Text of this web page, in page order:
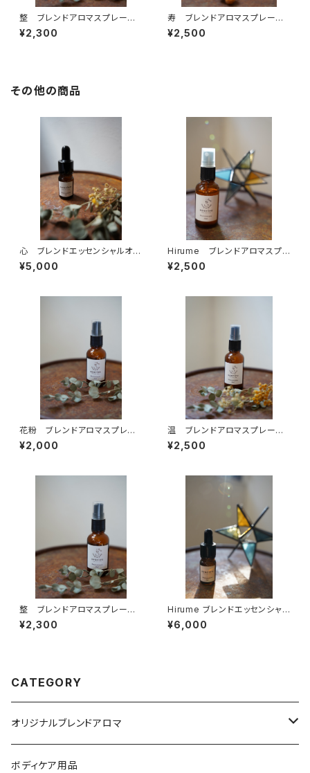
整 ブレンドアロマスプレー 3
0ml
¥2,300
寿 ブレンドアロマスプレー 3
0ml
¥2,500
その他の商品
心 ブレンドエッセンシャルオイ
ル 5ml
¥5,000
Hirume ブレンドアロマスプレ
ー 30ml
¥2,500
花粉 ブレンドアロマスプレ
ー 30ml
¥2,000
温 ブレンドアロマスプレー 3
0ml
¥2,500
整 ブレンドアロマスプレー 3
0ml
¥2,300
Hirume ブレンドエッセンシャル
オイル 5ml
¥6,000
CATEGORY
オリジナルブレンドアロマ
ブレンドアロマスプレー
ボディケア用品